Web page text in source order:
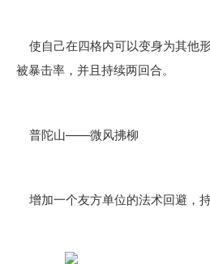
使自己在四格内可以变身为其他
被暴击率，并且持续两回合。
普陀山——微风拂柳
增加一个友方单位的法术回避，持